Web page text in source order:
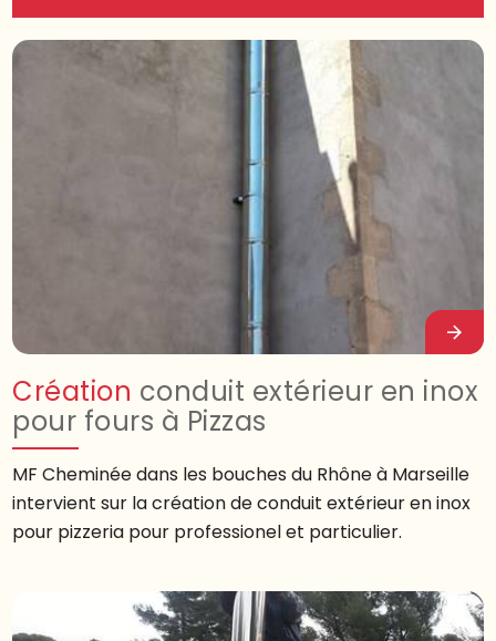
Création conduit extérieur en inox
pour fours à Pizzas
MF Cheminée dans les bouches du Rhône à Marseille
intervient sur la création de conduit extérieur en inox
pour pizzeria pour professionel et particulier.